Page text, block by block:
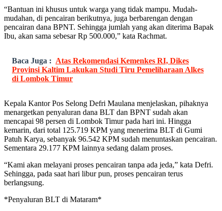
“Bantuan ini khusus untuk warga yang tidak mampu. Mudah-
mudahan, di pencairan berikutnya, juga berbarengan dengan
pencairan dana BPNT. Sehingga jumlah yang akan diterima Bapak
Ibu, akan sama sebesar Rp 500.000,” kata Rachmat.
Baca Juga : Atas Rekomendasi Kemenkes RI, Dikes
Provinsi Kaltim Lakukan Studi Tiru Pemeliharaan Alkes
di Lombok Timur
Kepala Kantor Pos Selong Defri Maulana menjelaskan, pihaknya
menargetkan penyaluran dana BLT dan BPNT sudah akan
mencapai 98 persen di Lombok Timur pada hari ini. Hingga
kemarin, dari total 125.719 KPM yang menerima BLT di Gumi
Patuh Karya, sebanyak 96.542 KPM sudah menuntaskan pencairan.
Sementara 29.177 KPM lainnya sedang dalam proses.
“Kami akan melayani proses pencairan tanpa ada jeda,” kata Defri.
Sehingga, pada saat hari libur pun, proses pencairan terus
berlangsung.
*Penyaluran BLT di Mataram*